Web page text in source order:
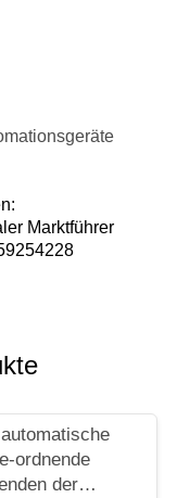
Marktführer
ordnende
der